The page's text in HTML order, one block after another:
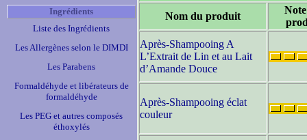
Ingrédients
Liste des Ingrédients
Les Allergènes selon le DIMDI
Les Parabens
Formaldéhyde et libérateurs de
formaldéhyde
Les PEG et autres composés
éthoxylés
Nom du produit
Après-Shampooing A
L’Extrait de Lin et au Lait
d’Amande Douce
Après-Shampooing éclat
couleur